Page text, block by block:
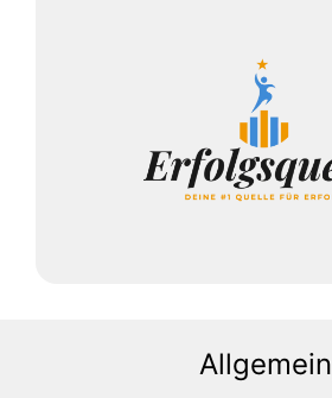
Allgemein